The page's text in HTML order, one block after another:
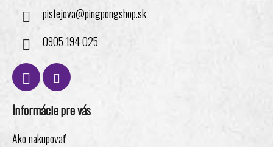
pistejova@pingpongshop.sk
0905 194 025
Informácie pre vás
Ako nakupovať